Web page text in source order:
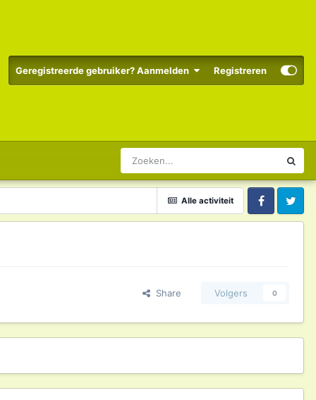
Geregistreerde gebruiker? Aanmelden Registreren
Alle activiteit
FacebookTwitter
Share Volgers 0